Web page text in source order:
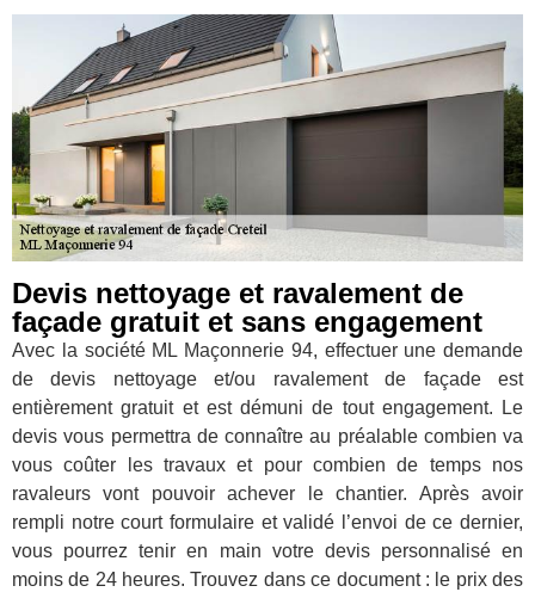
Devis nettoyage et ravalement de
façade gratuit et sans engagement
Avec la société ML Maçonnerie 94, effectuer une demande
de devis nettoyage et/ou ravalement de façade est
entièrement gratuit et est démuni de tout engagement. Le
devis vous permettra de connaître au préalable combien va
vous coûter les travaux et pour combien de temps nos
ravaleurs vont pouvoir achever le chantier. Après avoir
rempli notre court formulaire et validé l’envoi de ce dernier,
vous pourrez tenir en main votre devis personnalisé en
moins de 24 heures. Trouvez dans ce document : le prix des